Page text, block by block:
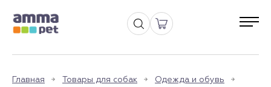
Главная Товары для собак
Одежда и обувь